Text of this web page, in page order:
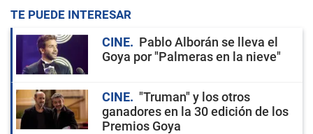
TE PUEDE INTERESAR
CINE
Pablo Alborán se lleva el
Goya por "Palmeras en la nieve"
CINE
"Truman" y los otros
ganadores en la 30 edición de los
Premios Goya